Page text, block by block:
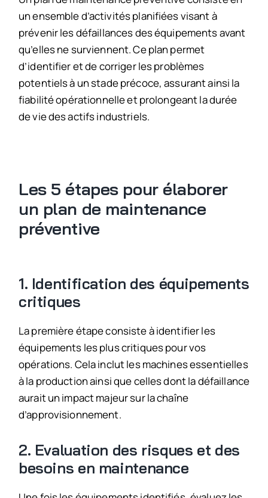
un ensemble d’activités planifiées visant à
prévenir les défaillances des équipements avant
qu’elles ne surviennent. Ce plan permet
d’identifier et de corriger les problèmes
potentiels à un stade précoce, assurant ainsi la
fiabilité opérationnelle et prolongeant la durée
de vie des actifs industriels.
Les 5 étapes pour élaborer
un plan de maintenance
préventive
1. Identification des équipements
critiques
La première étape consiste à identifier les
équipements les plus critiques pour vos
opérations. Cela inclut les machines essentielles
à la production ainsi que celles dont la défaillance
aurait un impact majeur sur la chaîne
d’approvisionnement.
2. Evaluation des risques et des
besoins en maintenance